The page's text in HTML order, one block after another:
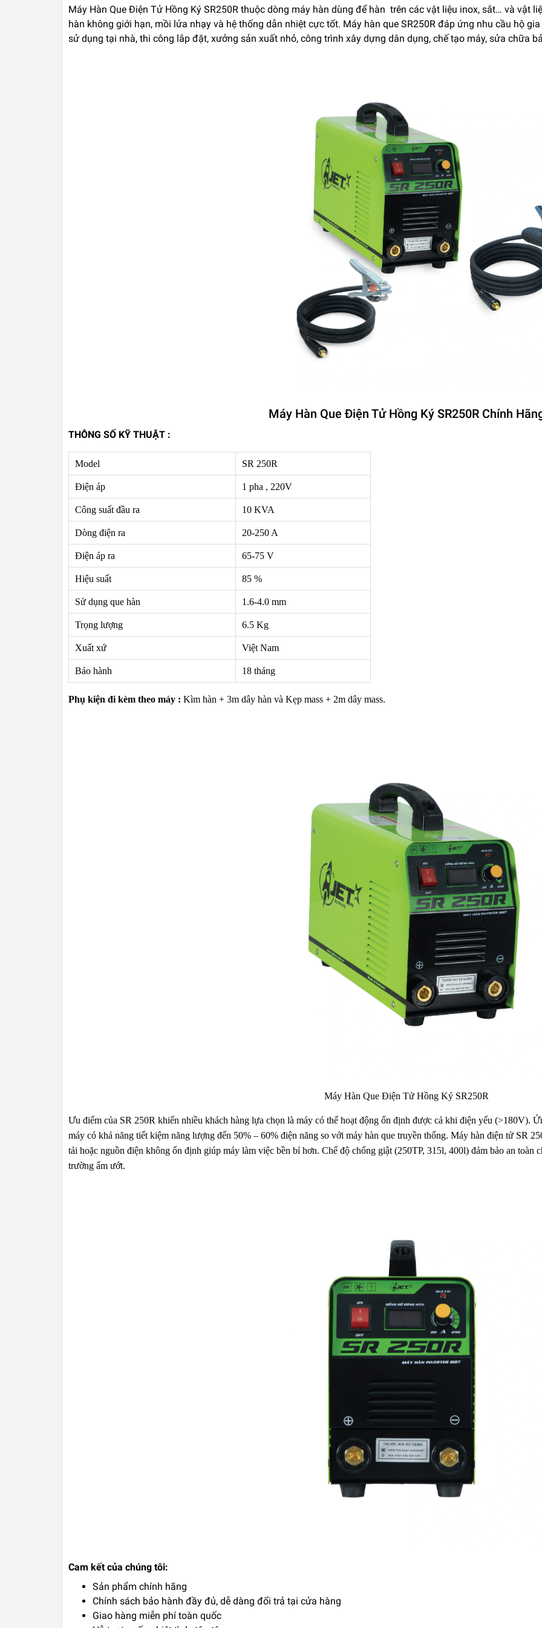
Máy Hàn Que Điện Tử Hồng Ký SR250R thuộc dòng máy hàn dùng để hàn trên các vật liệu inox, sắt… và vật
hàn không giới hạn, mồi lửa nhạy và hệ thống dẫn nhiệt cực tốt. Máy hàn que SR250R đáp ứng nhu cầu hộ
sử dụng tại nhà, thi công lắp đặt, xưởng sản xuất nhỏ, công trình xây dựng dân dụng, chế tạo máy, sửa chữa
Máy Hàn Que Điện Tử Hồng Ký SR250R Chính
THÔNG SỐ KỸ THUẬT :
Model SR 250R
Điện áp 1 pha , 220V
Công suất đầu ra 10 KVA
Dòng điện ra 20-250 A
Điện áp ra 65-75 V
Hiệu suất 85 %
Sử dụng que hàn 1.6-4.0 mm
Trọng lượng 6.5 Kg
Xuất xứ Việt Nam
Bảo hành 18 tháng
Phụ kiện đi kèm theo máy : Kìm hàn + 3m dây hàn và Kẹp mass + 2m dây mass.
Máy Hàn Que Điện Tử Hồng Ký SR250R
Ưu điểm của SR 250R khiến nhiều khách hàng lựa chọn là máy có thể hoạt động ổn định được cả khi điện yếu (>180V).
máy có khả năng tiết kiệm năng lượng đến 50% – 60% điện năng so với máy hàn que truyền thống. Máy hàn điện tử SR
tải hoặc nguồn điện không ổn định giúp máy làm việc bền bỉ hơn. Chế độ chống giật (250TP, 315l, 400l) đảm bảo an
trường ẩm ướt.
Cam kết của chúng tôi:
Sản phẩm chính hãng
Chính sách bảo hành đầy đủ, dễ dàng đổi trả tại cửa hàng
Giao hàng miễn phí toàn quốc